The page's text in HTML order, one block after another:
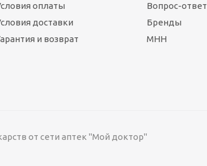
оплаты
доставки
и возврат
Вопрос-ответ
Бренды
МНН
от сети аптек "Мой доктор"